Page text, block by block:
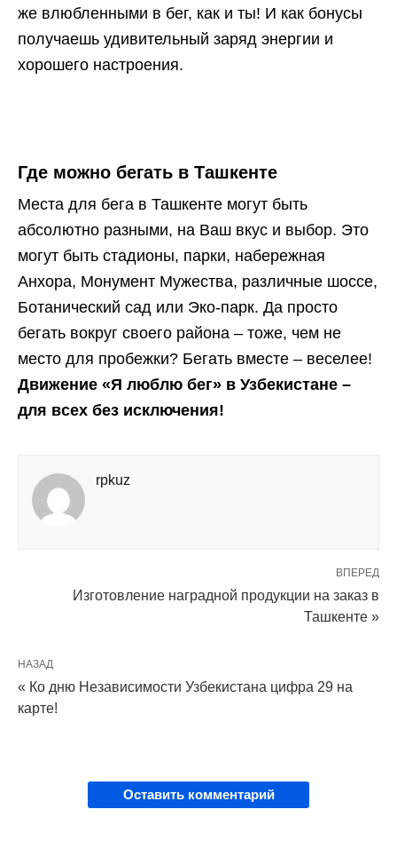
же влюбленными в бег, как и ты! И как бонусы
получаешь удивительный заряд энергии и
хорошего настроения.
Где можно бегать в Ташкенте
Места для бега в Ташкенте могут быть
абсолютно разными, на Ваш вкус и выбор. Это
могут быть стадионы, парки, набережная
Анхора, Монумент Мужества, различные шоссе,
Ботанический сад или Эко-парк. Да просто
бегать вокруг своего района – тоже, чем не
место для пробежки? Бегать вместе – веселее!
Движение «Я люблю бег» в Узбекистане –
для всех без исключения!
rpkuz
ВПЕРЕД
Изготовление наградной продукции на заказ в
Ташкенте »
НАЗАД
« Ко дню Независимости Узбекистана цифра 29 на
карте!
Оставить комментарий